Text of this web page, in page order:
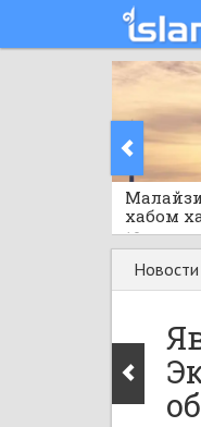
хабом
10 часов
Новости